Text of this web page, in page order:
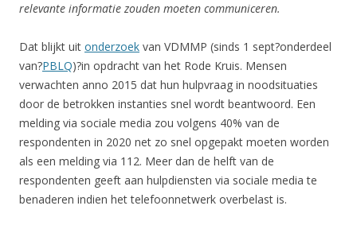
relevante informatie zouden moeten communiceren.
Dat blijkt uit onderzoek van VDMMP (sinds 1 sept?onderdeel
van?PBLQ)?in opdracht van het Rode Kruis. Mensen
verwachten anno 2015 dat hun hulpvraag in noodsituaties
door de betrokken instanties snel wordt beantwoord. Een
melding via sociale media zou volgens 40% van de
respondenten in 2020 net zo snel opgepakt moeten worden
als een melding via 112. Meer dan de helft van de
respondenten geeft aan hulpdiensten via sociale media te
benaderen indien het telefoonnetwerk overbelast is.